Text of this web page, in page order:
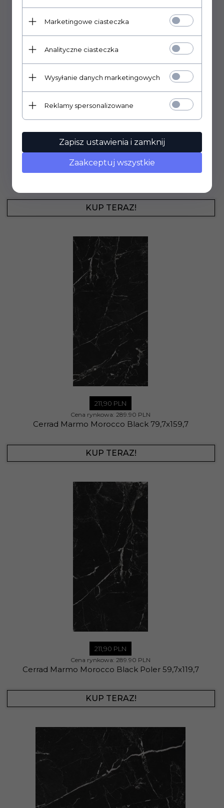
PLN
Cena rynkowa: 289.90 PLN
KUP TERAZ!
211, 90 PLN
Cena rynkowa: 289.90 PLN
Cerrad Marmo Morocco Black 79,7x159,7
KUP TERAZ!
211, 90 PLN
Cena rynkowa: 289.90 PLN
Cerrad Marmo Morocco Black Poler 59,7x119,7
KUP TERAZ!
Marketingowe ciasteczka
Analityczne ciasteczka
Wysyłanie danych marketingowych
Reklamy spersonalizowane
Zapisz ustawienia i zamknij
Zaakceptuj wszystkie